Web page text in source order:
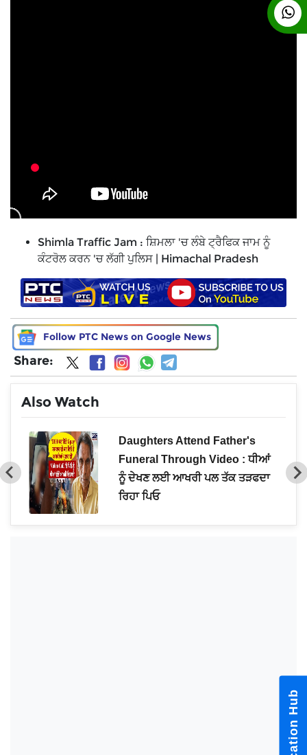
Shimla Traffic Jam : ਸ਼ਿਮਲਾ 'ਚ ਲੰਬੇ ਟ੍ਰੈਫਿਕ ਜਾਮ ਨੂੰ
ਕੰਟਰੋਲ ਕਰਨ 'ਚ ਲੱਗੀ ਪੁਲਿਸ | Himachal Pradesh
Follow PTC News on Google News
Share:
Also Watch
Daughters Attend Father's
Funeral Through Video : ਧੀਆਂ
ਨੂੰ ਦੇਖਣ ਲਈ ਆਖਰੀ ਪਲ ਤੱਕ ਤੜਫਦਾ
ਰਿਹਾ ਪਿਓ